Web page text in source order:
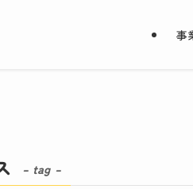
事
– tag –